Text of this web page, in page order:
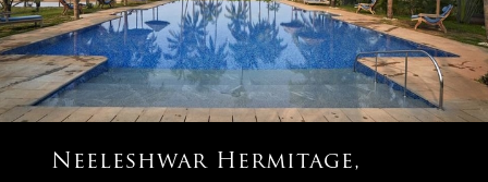
Neeleshwar Hermitage,